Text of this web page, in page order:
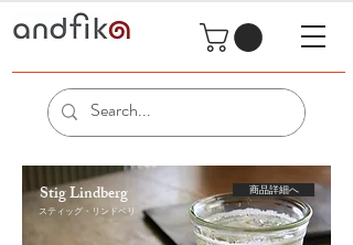
​スティッグ・リンドベリ
Stig Lindberg 商品詳細へ